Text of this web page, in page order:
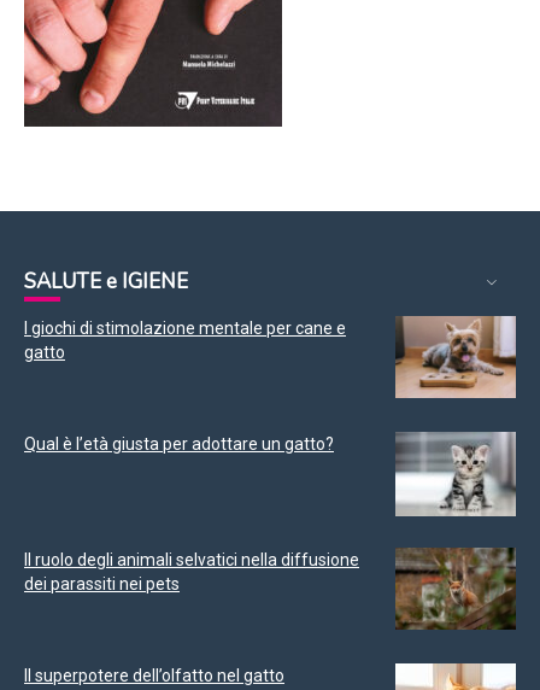
SALUTE e IGIENE
I giochi di stimolazione mentale per cane e
gatto
Qual è l’età giusta per adottare un gatto?
Il ruolo degli animali selvatici nella diffusione
dei parassiti nei pets
Il superpotere dell’olfatto nel gatto